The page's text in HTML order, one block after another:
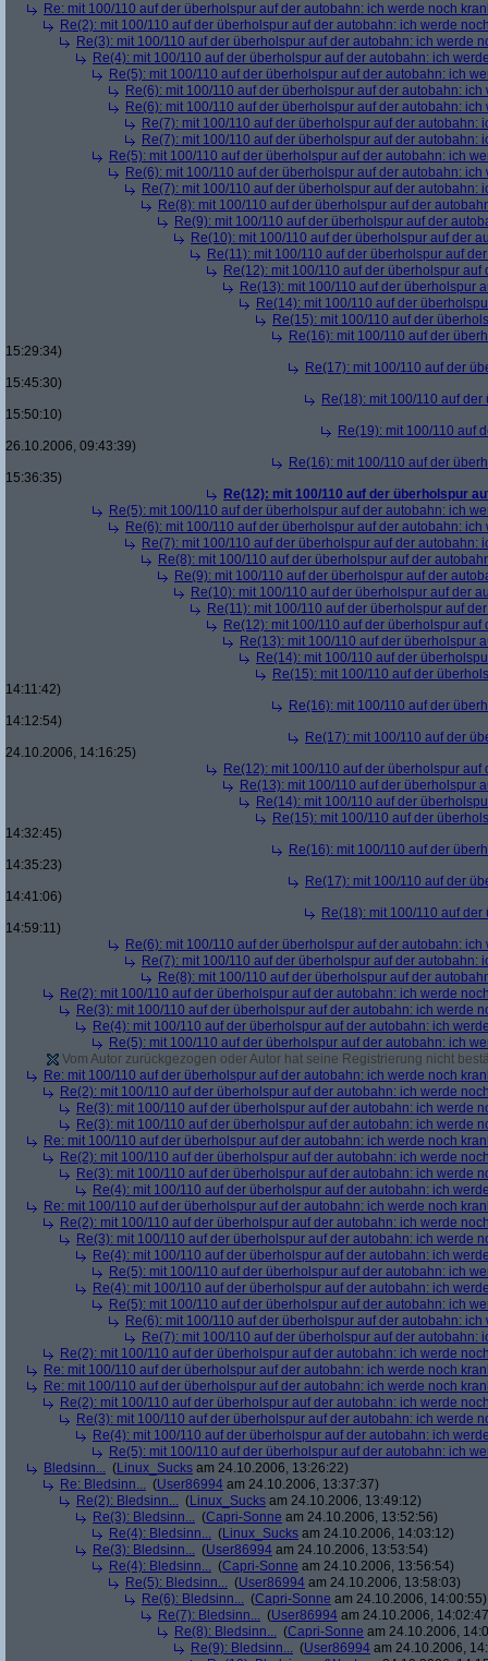
Re: mit 100/110 auf der überholspur auf der autobahn: ich werde noch
Re(2): mit 100/110 auf der überholspur auf der autobahn: ich werde
Re(3): mit 100/110 auf der überholspur auf der autobahn: ich werde
Re(4): mit 100/110 auf der überholspur auf der autobahn: ich
Re(5): mit 100/110 auf der überholspur auf der autobahn: ich
Re(6): mit 100/110 auf der überholspur auf der autobahn:
Re(6): mit 100/110 auf der überholspur auf der autobahn:
Re(7): mit 100/110 auf der überholspur auf der autobahn:
Re(7): mit 100/110 auf der überholspur auf der autobahn:
Re(5): mit 100/110 auf der überholspur auf der autobahn: ich
Re(6): mit 100/110 auf der überholspur auf der autobahn:
Re(7): mit 100/110 auf der überholspur auf der autobahn:
Re(8): mit 100/110 auf der überholspur auf der
Re(9): mit 100/110 auf der überholspur auf der
Re(10): mit 100/110 auf der überholspur auf der
Re(11): mit 100/110 auf der überholspur auf
Re(12): mit 100/110 auf der überholspur
Re(13): mit 100/110 auf der überholspur
Re(14): mit 100/110 auf der
Re(15): mit 100/110 auf der
Re(16): mit 100/110 auf der
15:29:34)
Re(17): mit 100/110 auf der
15:45:30)
Re(18): mit 100/110 auf
15:50:10)
Re(19): mit 100/110 auf
26.10.2006, 09:43:39)
Re(16): mit 100/110 auf der
15:36:35)
Re(12): mit 100/110 auf der überholspur
Re(5): mit 100/110 auf der überholspur auf der autobahn: ich
Re(6): mit 100/110 auf der überholspur auf der autobahn:
Re(7): mit 100/110 auf der überholspur auf der autobahn:
Re(8): mit 100/110 auf der überholspur auf der
Re(9): mit 100/110 auf der überholspur auf der
Re(10): mit 100/110 auf der überholspur auf der
Re(11): mit 100/110 auf der überholspur auf
Re(12): mit 100/110 auf der überholspur
Re(13): mit 100/110 auf der überholspur
Re(14): mit 100/110 auf der
Re(15): mit 100/110 auf der
14:11:42)
Re(16): mit 100/110 auf der
14:12:54)
Re(17): mit 100/110 auf der
24.10.2006, 14:16:25)
Re(12): mit 100/110 auf der überholspur
Re(13): mit 100/110 auf der überholspur
Re(14): mit 100/110 auf der
Re(15): mit 100/110 auf der
14:32:45)
Re(16): mit 100/110 auf der
14:35:23)
Re(17): mit 100/110 auf der
14:41:06)
Re(18): mit 100/110 auf
14:59:11)
Re(6): mit 100/110 auf der überholspur auf der autobahn:
Re(7): mit 100/110 auf der überholspur auf der autobahn:
Re(8): mit 100/110 auf der überholspur auf der
Re(2): mit 100/110 auf der überholspur auf der autobahn: ich werde
Re(3): mit 100/110 auf der überholspur auf der autobahn: ich werde
Re(4): mit 100/110 auf der überholspur auf der autobahn: ich
Re(5): mit 100/110 auf der überholspur auf der autobahn: ich
Vom Autor zurückgezogen oder Autor hat seine Registrierung nicht
Re: mit 100/110 auf der überholspur auf der autobahn: ich werde noch
Re(2): mit 100/110 auf der überholspur auf der autobahn: ich werde
Re(3): mit 100/110 auf der überholspur auf der autobahn: ich werde
Re(3): mit 100/110 auf der überholspur auf der autobahn: ich werde
Re: mit 100/110 auf der überholspur auf der autobahn: ich werde noch
Re(2): mit 100/110 auf der überholspur auf der autobahn: ich werde
Re(3): mit 100/110 auf der überholspur auf der autobahn: ich werde
Re(4): mit 100/110 auf der überholspur auf der autobahn: ich
Re: mit 100/110 auf der überholspur auf der autobahn: ich werde noch
Re(2): mit 100/110 auf der überholspur auf der autobahn: ich werde
Re(3): mit 100/110 auf der überholspur auf der autobahn: ich werde
Re(4): mit 100/110 auf der überholspur auf der autobahn: ich
Re(5): mit 100/110 auf der überholspur auf der autobahn: ich
Re(4): mit 100/110 auf der überholspur auf der autobahn: ich
Re(5): mit 100/110 auf der überholspur auf der autobahn: ich
Re(6): mit 100/110 auf der überholspur auf der autobahn:
Re(7): mit 100/110 auf der überholspur auf der autobahn:
Re(2): mit 100/110 auf der überholspur auf der autobahn: ich werde
Re: mit 100/110 auf der überholspur auf der autobahn: ich werde noch
Re: mit 100/110 auf der überholspur auf der autobahn: ich werde noch
Re(2): mit 100/110 auf der überholspur auf der autobahn: ich werde
Re(3): mit 100/110 auf der überholspur auf der autobahn: ich werde
Re(4): mit 100/110 auf der überholspur auf der autobahn: ich
Re(5): mit 100/110 auf der überholspur auf der autobahn: ich
Bledsinn... (Linux_Sucks am 24.10.2006, 13:26:22)
Re: Bledsinn... (User86994 am 24.10.2006, 13:37:37)
Re(2): Bledsinn... (Linux_Sucks am 24.10.2006, 13:49:12)
Re(3): Bledsinn... (Capri-Sonne am 24.10.2006, 13:52:56)
Re(4): Bledsinn... (Linux_Sucks am 24.10.2006, 14:03:12)
Re(3): Bledsinn... (User86994 am 24.10.2006, 13:53:54)
Re(4): Bledsinn... (Capri-Sonne am 24.10.2006, 13:56:54)
Re(5): Bledsinn... (User86994 am 24.10.2006, 13:58:03)
Re(6): Bledsinn... (Capri-Sonne am 24.10.2006, 14:00:55)
Re(7): Bledsinn... (User86994 am 24.10.2006,
Re(8): Bledsinn... (Capri-Sonne am 24.10.2006,
Re(9): Bledsinn... (User86994 am 24.10.2006,